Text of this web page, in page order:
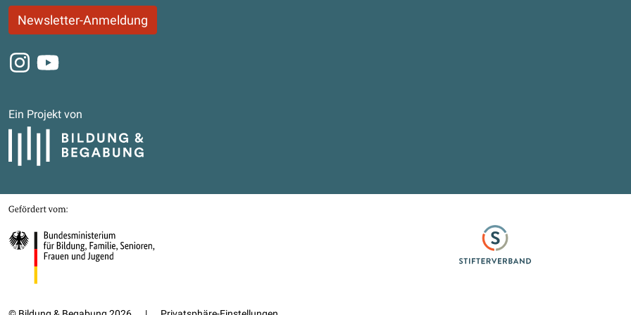
Newsletter-Anmeldung
Instagram
Youtube
Ein Projekt von
Bildung und Begabung
Gefördert von
Bundesministerium für Bildung, Familie, Senioren, Frauen und Jugend
Stifterverband